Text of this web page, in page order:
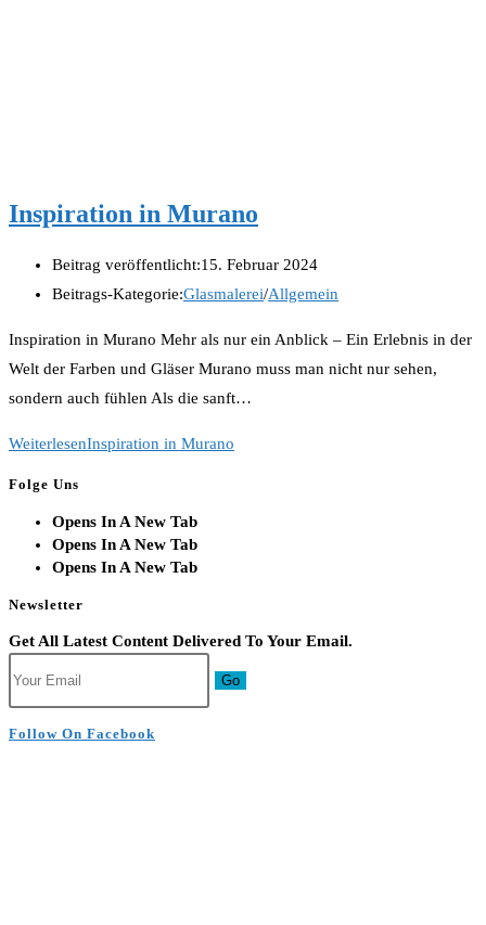
Inspiration in Murano
Beitrag veröffentlicht:15. Februar 2024
Beitrags-Kategorie:Glasmalerei/Allgemein
Inspiration in Murano Mehr als nur ein Anblick – Ein Erlebnis in der
Welt der Farben und Gläser Murano muss man nicht nur sehen,
sondern auch fühlen Als die sanft…
WeiterlesenInspiration in Murano
Folge Uns
Opens In A New Tab
Opens In A New Tab
Opens In A New Tab
Newsletter
Get All Latest Content Delivered To Your Email.
Go
Follow On Facebook